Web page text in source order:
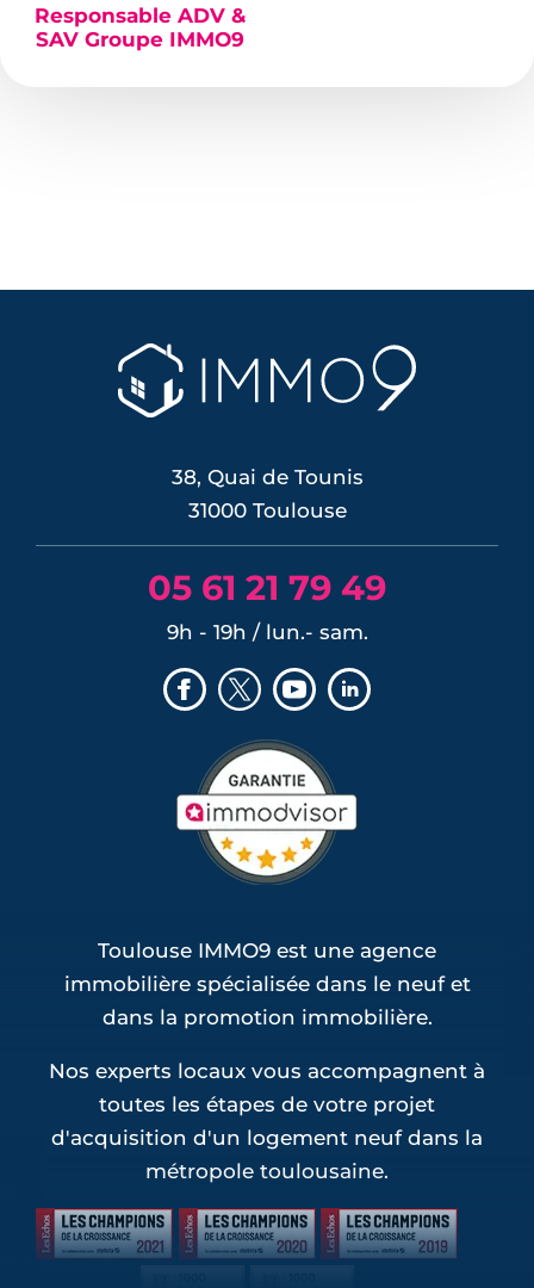
Responsable ADV &
SAV Groupe IMMO9
38, Quai de Tounis
31000 Toulouse
05 61 21 79 49
9h - 19h / lun.- sam.
Toulouse IMMO9 est une agence
immobilière spécialisée dans le neuf et
dans la promotion immobilière.
Nos experts locaux vous accompagnent à
toutes les étapes de votre projet
d'acquisition d'un logement neuf dans la
métropole toulousaine.